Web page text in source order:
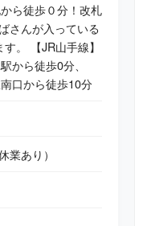
ら徒歩０分！改札
さんが入っている
。 【JR山手線】
から徒歩0分、
口から徒歩10分
業あり）